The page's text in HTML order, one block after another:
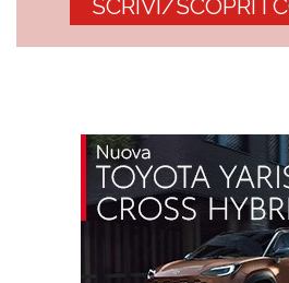
SCRIVI/SCOPRI I